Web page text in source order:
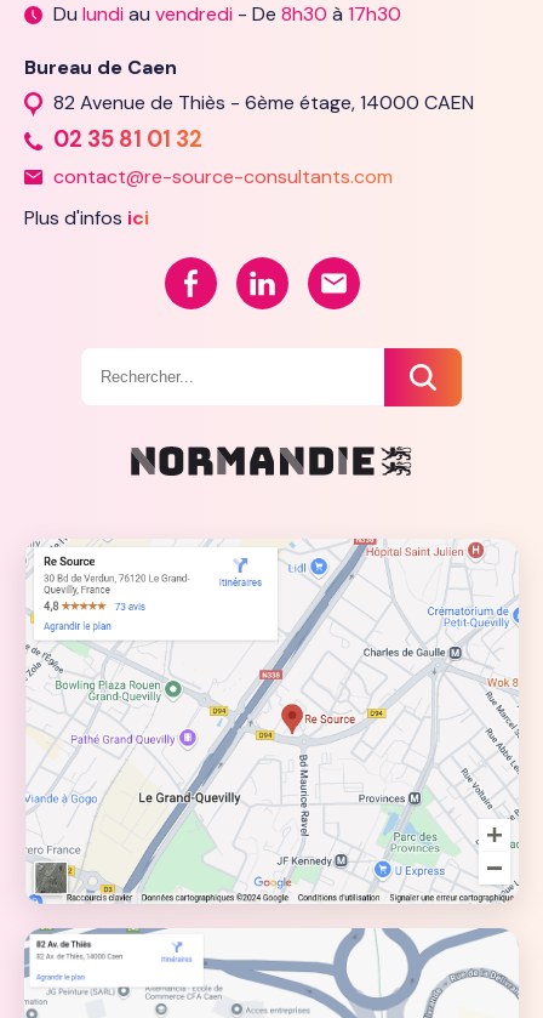
Du lundi au vendredi - De 8h30 à 17h30
Bureau de Caen
82 Avenue de Thiès - 6ème étage, 14000 CAEN
02 35 81 01 32
contact@re-source-consultants.com
Plus d'infos ici